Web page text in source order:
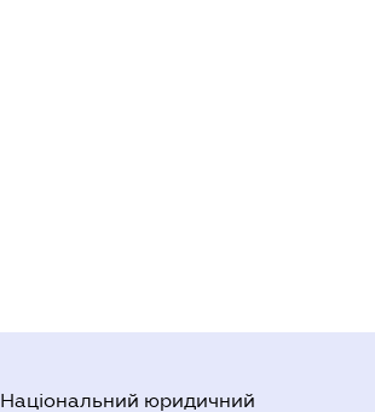
Національний юридичний